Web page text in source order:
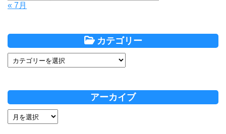
« 7月
カテゴリー
アーカイブ